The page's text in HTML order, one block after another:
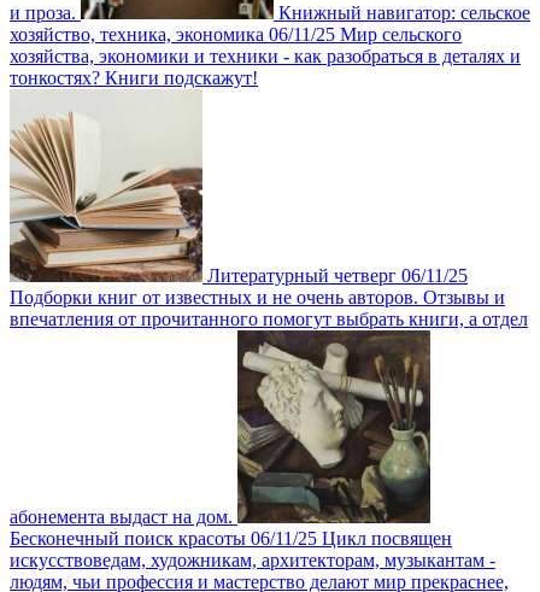
и проза.
Книжный навигатор: сельское
хозяйство, техника, экономика 06/11/25 Мир сельского
хозяйства, экономики и техники - как разобраться в деталях и
тонкостях? Книги подскажут!
Литературный четверг 06/11/25
Подборки книг от известных и не очень авторов. Отзывы и
впечатления от прочитанного помогут выбрать книги, а отдел
абонемента выдаст на дом.
Бесконечный поиск красоты 06/11/25 Цикл посвящен
искусcтвоведам, художникам, архитекторам, музыкантам -
людям, чьи профессия и мастерство делают мир прекраснее,